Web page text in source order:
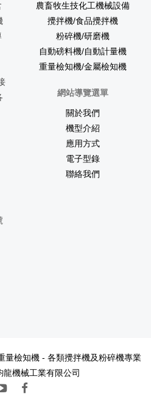
農畜牧生技化工機械設備
攪拌機/食品攪拌機
粉碎機/研磨機
自動磅料機/自動計量機
重量檢知機/金屬檢知機
網站導覽選單
關於我們
機型介紹
應用方式
電子型錄
聯絡我們
量檢知機 - 各類攪拌機及粉碎機專業
龍機械工業有限公司
妝品工廠 小五金 腳輪 面紙生產廠
露營車改裝 餐車改裝
工 汽車回收補助-報廢王報廢車